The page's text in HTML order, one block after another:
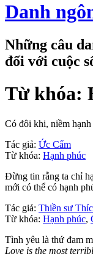
Danh
Những câu
đối với cuộc
Từ khóa:
Có đôi khi, niềm
Tác giả: Ức Cẩm
Từ khóa: Hạnh phúc
Đừng tin rằng ta chỉ
mới có thể có hạnh
Tác giả: Thiền sư
Từ khóa: Hạnh phúc,
Tình yêu là thứ đam
Love is the most